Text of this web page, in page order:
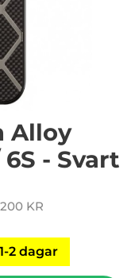
Alloy
- Svart
KR
2 dagar